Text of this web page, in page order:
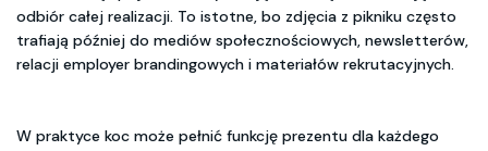
odbiór całej realizacji. To istotne, bo zdjęcia z pikniku często
trafiają później do mediów społecznościowych, newsletterów,
relacji employer brandingowych i materiałów rekrutacyjnych.
W praktyce koc może pełnić funkcję prezentu dla każdego